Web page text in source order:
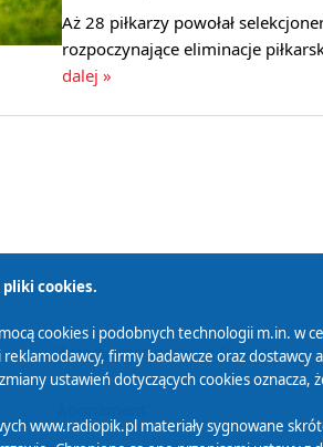
Aż 28 piłkarzy powołał
rozpoczynające eliminacje
dalej »
Zasady korzystania z Serwisu
cookies.
cookies i podobnych technologii m.in. w
reklamodawcy, firmy badawcze oraz
ustawień dotyczących cookies
www.radiopik.pl materiały sygnowane